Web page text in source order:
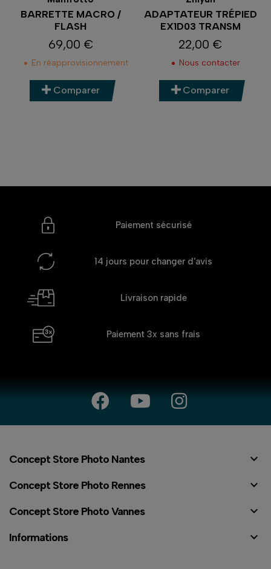
BARRETTE MACRO /
FLASH
Prix
69,00 €
En réapprovisionnement
Comparer
ADAPTATEUR TRÉPIED
EX1D03 TRANSM
Prix
22,00 €
Nous contacter
Comparer
Paiement sécurisé
14 jours pour changer d'avis
Livraison rapide
Paiement 3x sans frais
Concept Store Photo Nantes 
Concept Store Photo Rennes 
Concept Store Photo Vannes 
Informations 